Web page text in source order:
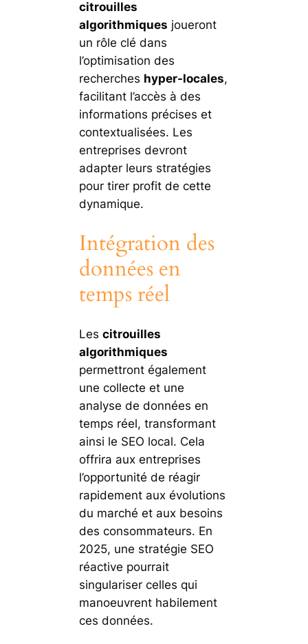
citrouilles
algorithmiques joueront
un rôle clé dans
l’optimisation des
recherches hyper-locales,
facilitant l’accès à des
informations précises et
contextualisées. Les
entreprises devront
adapter leurs stratégies
pour tirer profit de cette
dynamique.
Intégration des
données en
temps réel
Lescitrouilles
algorithmiques
permettront également
une collecte et une
analyse de données en
temps réel, transformant
ainsi le SEO local. Cela
offrira aux entreprises
l’opportunité de réagir
rapidement aux évolutions
du marché et aux besoins
des consommateurs. En
2025, une stratégie SEO
réactive pourrait
singulariser celles qui
manoeuvrent habilement
ces données.